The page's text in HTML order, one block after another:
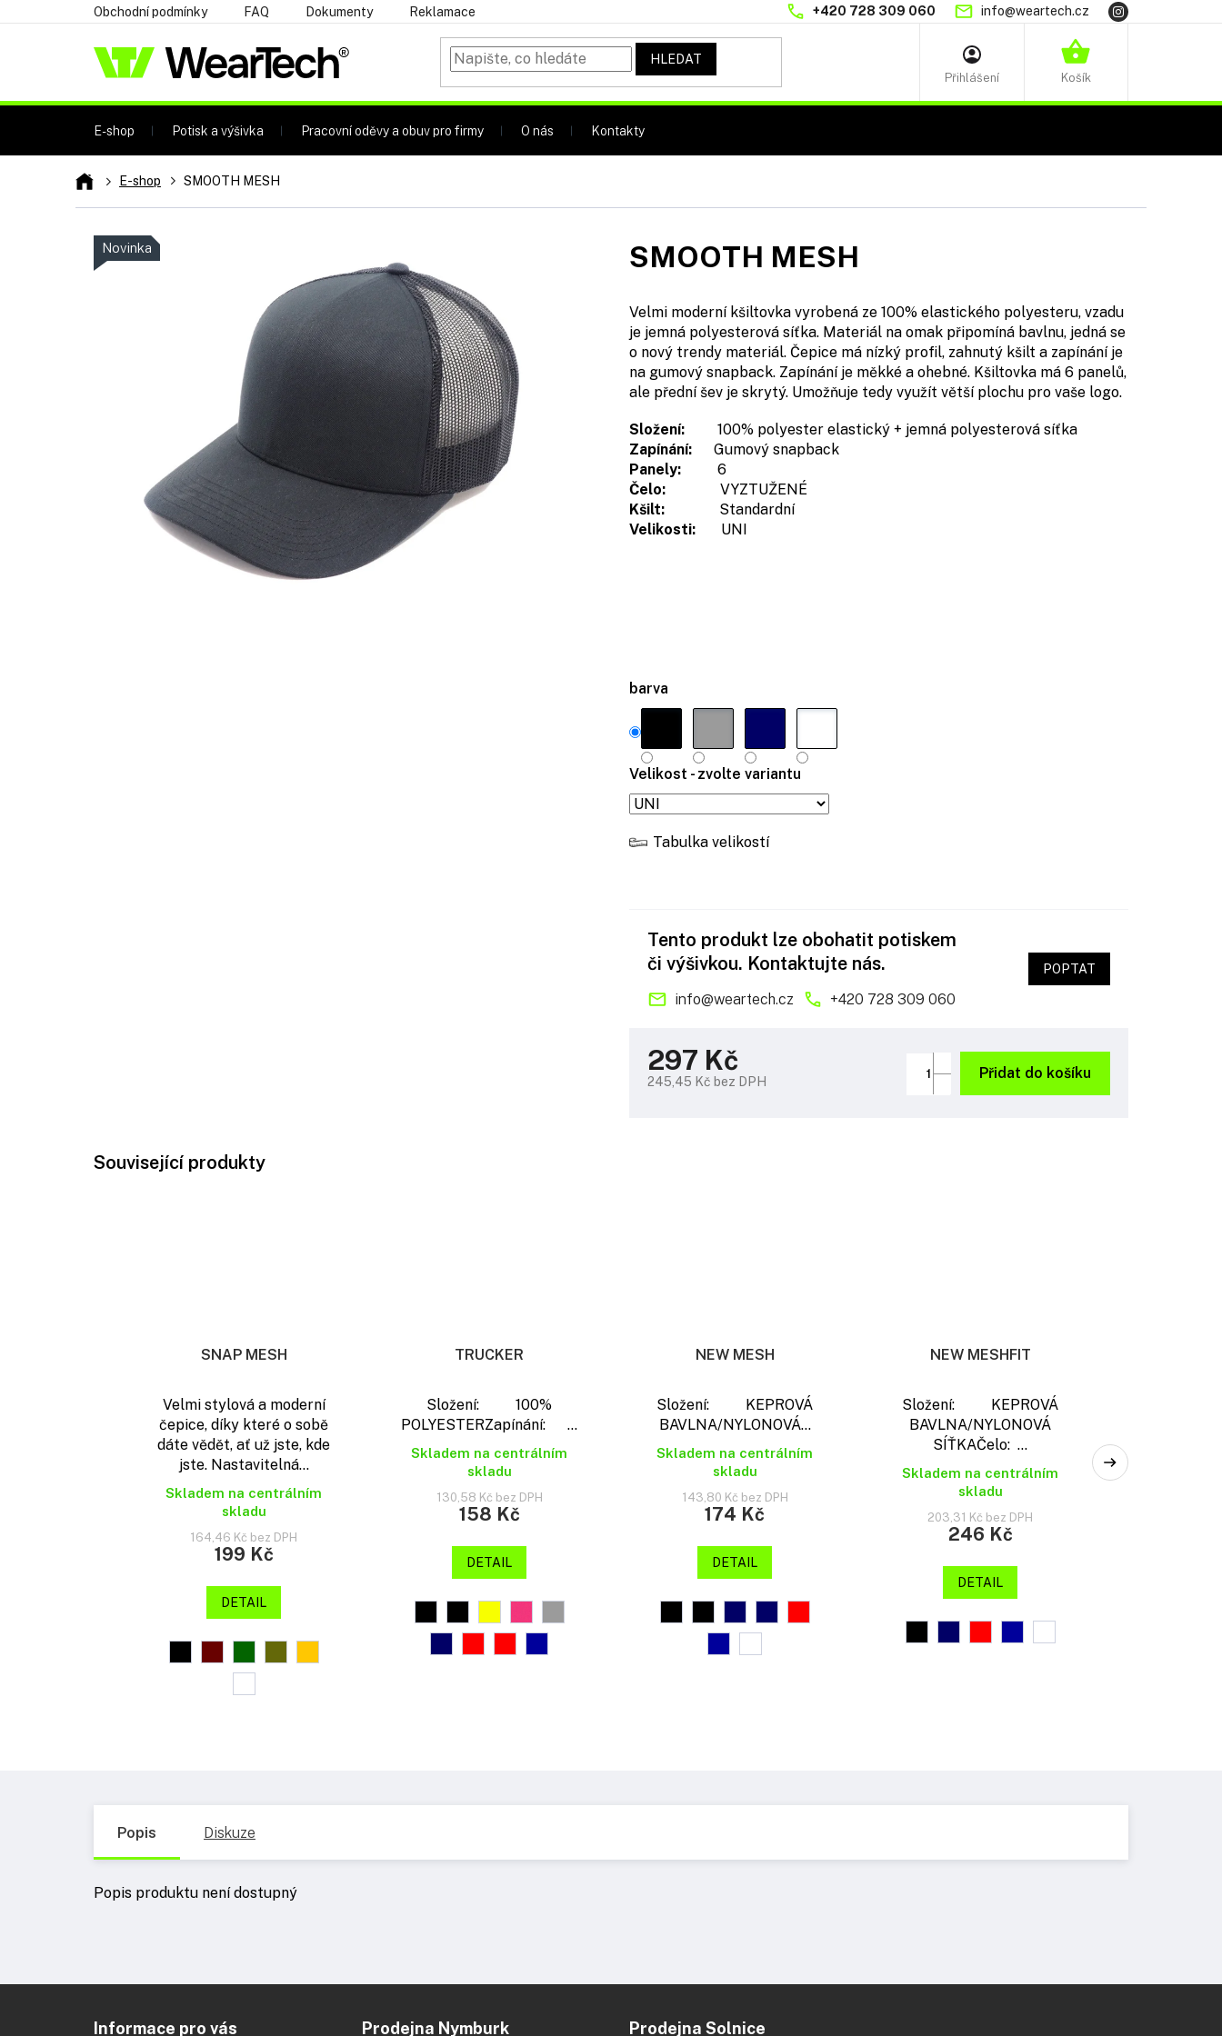
na
+420 728 309 060 info@weartech.cz
Obchodní podmínky FAQ Dokumenty Reklamace
HLEDAT
NÁKUPNÍ
E-shop Potisk a výšivka Pracovní oděvy a obuv pro firmy O nás Kontakty
DomůE-shop SMOOTH MESH
Novinka
barva
Velikost - zvolte variantu
Tabulka velikostí
Velmi moderní kšiltovka vyrobená ze 100% elastického polyesteru, vzadu
je jemná polyesterová síťka. Materiál na omak připomíná bavlnu, jedná se
o nový trendy materiál. Čepice má nízký profil, zahnutý kšilt a zapínání je
na gumový snapback. Zapínání je měkké a ohebné. Kšiltovka má 6 panelů,
ale přední šev je skrytý. Umožňuje tedy využít větší plochu pro vaše logo.
Složení:
100% polyester elastický + jemná polyesterová síťka
Zapínání:
Gumový snapback
Panely: 6
Čelo:
VYZTUŽENÉ
Kšilt:
Standardní
Velikosti:
UNI
SMOOTH MESH
297 Kč
245,45 Kč bez DPH
Přidat do košíku
Tento produkt lze obohatit potiskem
či výšivkou. Kontaktujte nás.
info@weartech.cz +420 728 309 060
POPTAT
Související produkty
SNAP MESH
Velmi stylová a moderní
čepice, díky které o sobě
dáte vědět, ať už jste, kde
jste. Nastavitelná...
Skladem na centrálním
skladu
164,46 Kč bez DPH
199 Kč
DETAIL
TRUCKER
Složení: 100%
POLYESTERZapínání: ...
Skladem na centrálním
skladu
130,58 Kč bez DPH
158 Kč
DETAIL
NEW MESH
Složení: KEPROVÁ
BAVLNA/NYLONOVÁ...
Skladem na centrálním
skladu
143,80 Kč bez DPH
174 Kč
DETAIL
NEW MESHFIT
Složení: KEPROVÁ
BAVLNA/NYLONOVÁ
SÍŤKAČelo: ...
Skladem na centrálním
skladu
203,31 Kč bez DPH
246 Kč
DETAIL
Popis Diskuze
Popis produktu není dostupný
Informace pro vás Prodejna Nymburk
Prodejna Solnice